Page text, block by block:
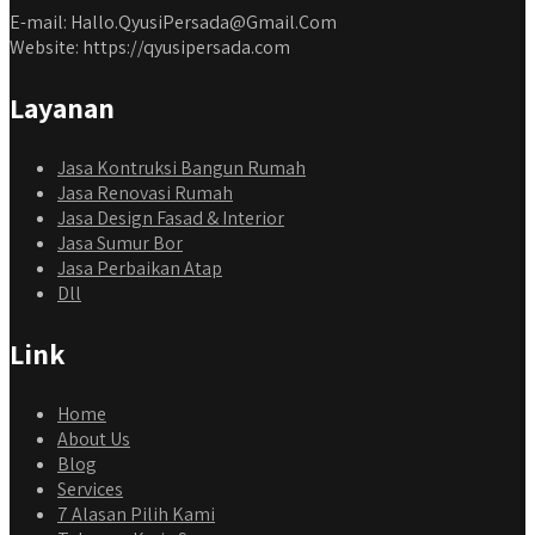
E-mail: Hallo.QyusiPersada@Gmail.Com
Website: https://qyusipersada.com
Layanan
Jasa Kontruksi Bangun Rumah
Jasa Renovasi Rumah
Jasa Design Fasad & Interior
Jasa Sumur Bor
Jasa Perbaikan Atap
Dll
Link
Home
About Us
Blog
Services
7 Alasan Pilih Kami